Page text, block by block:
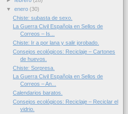
▼ enero (30)
Chiste: subasta de sexo.
La Guerra Civil Española en Sellos de
Correos – Is...
Chiste: Ir a por lana y salir jorobado.
Consejos ecológicos: Reciclaje – Cartones
de huevos.
Chiste: Sorpresa.
La Guerra Civil Española en Sellos de
Correos – An...
Calendarios baratos.
Consejos ecológicos: Reciclaje – Reciclar el
vidrio.